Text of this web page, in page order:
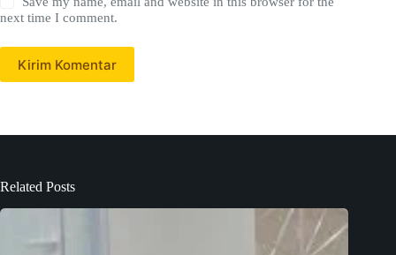
next time I comment.
Kirim Komentar
Related Posts